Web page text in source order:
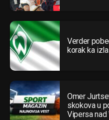
Verder
korak ka
Omer
skokova u
Vipersa